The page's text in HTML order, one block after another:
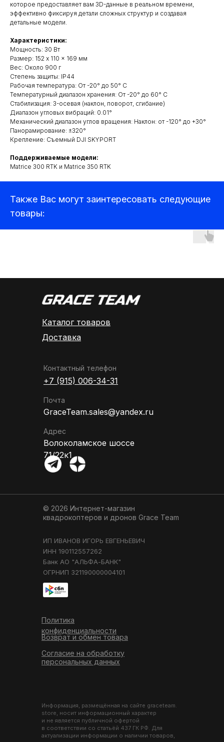
которое предоставляет вам 3D-данные в реальном времени,
эффективно фиксируя детали сложных структур и создавая
детальные модели.
Характеристики:
Мощность: 30 Вт
Размер: 152 x 110 x 169 мм
Вес: Около 900 г
Степень защиты: IP44
Рабочая температура: От -20° до 50° C
Температурный диапазон хранения: От -20° до 60° C
Стабилизация: 3-осевая (наклон, поворот, сгибание)
Диапазон угловых вибраций: 0.01°
Механический диапазон углов вращения: Наклон: от -120° до +30°
Панорамирование: ±320°
Крепление: Съемный DJI SKYPORT
Поддерживаемые модели:
Matrice 300 RTK и Matrice 350 RTK
Также Вас могут заинтересовать следующие
товары:
Политика
конфиденциальности
Каталог товаров
© 2026 Интернет-магазин
квадрокоптеров и дронов Grace Team
Информация, размещённая на сайте graceteam.
store, носит информационный характер
и не является публичной офертой
в соответствии со статьёй 437 ГК РФ. Для
актуализации информации о наличии товаров,
Доставка
Квадрокоптеры
Детекторы и подавители БПЛА
Прицелы
Компьютеры и ноутбуки
Аудиотехника
Контактный телефон
Почта
Адрес
Волоколамское шоссе
71/22к1
GraceTeam.sales@yandex.ru
+7 (915) 006-34-31
ИП ИВАНОВ ИГОРЬ ЕВГЕНЬЕВИЧ
ИНН 190112557262
Банк АО "АЛЬФА-БАНК"
ОГРНИП 321190000004101
Возврат и обмен товара
Согласие на обработку
персональных данных